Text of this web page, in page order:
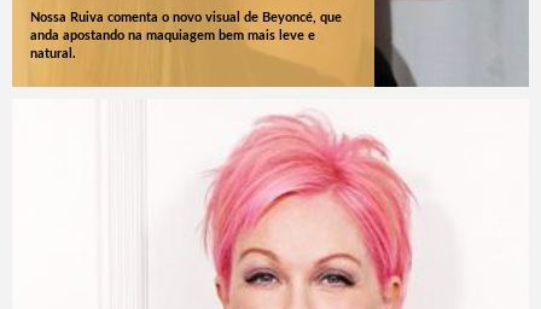
Nossa Ruiva comenta o novo visual de Beyoncé, que
anda apostando na maquiagem bem mais leve e
natural.